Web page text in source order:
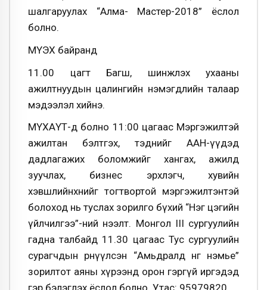
шалгаруулах “Алма- Мастер-2018” ёслол
болно.
МҮЭХ байранд
11.00 цагт Багш, шинжлэх ухааны
ажилтнуудын цалингийн нэмэгдлийн талаар
мэдээлэл хийнэ.
МҮХАҮТ-д болно 11:00 цагаас Мэргэжилтэй
ажилтан бэлтгэх, тэднийг ААН-үүдэд
дадлагажих боломжийг хангах, ажилд
зуучлах, бизнес эрхлэгч, хувийн
хэвшлийнхнийг тогтвортой мэргэжилтэнтэй
болоход нь туслах зорилго бүхий “Нэг цэгийн
үйлчилгээ”-ний нээлт. Монгол III сургуулийн
гадна талбайд 11.30 цагаас Тус сургуулийн
сурагчдын өрнүүлсэн “Амьдралд өнгө нэмье”
зорилтот аяны хүрээнд орон гэргүй иргэдэд